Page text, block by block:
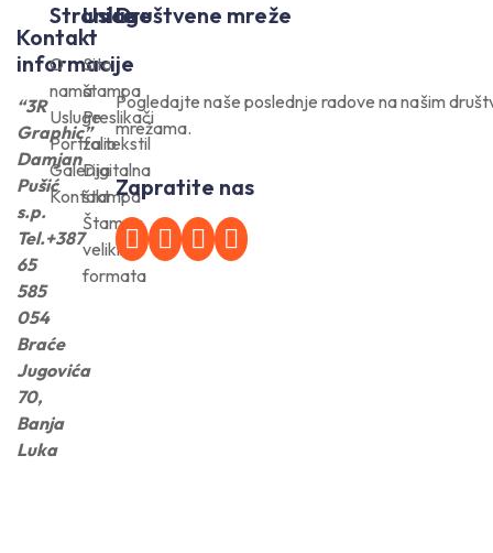
Kontakt
informacije
“3R
Graphic”
Damjan
Pušić
s.p.
Tel.+387
65
585
054
Braće
Jugovića
70,
Banja
Luka
Stranice
O
nama
Usluge
Portfolio
Galerija
Kontakt
Usluge
Sito
štampa
Preslikači
za tekstil
Digitalna
štampa
Štampa
velikih
formata
Društvene mreže
Pogledajte naše poslednje radove na našim
mrežama.
Zapratite nas